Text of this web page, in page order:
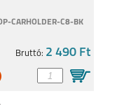
CARHOLDER-C8-BK
Bruttó: 2 490 Ft